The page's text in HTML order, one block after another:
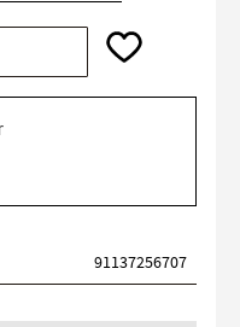
Lägg till i
91137256707